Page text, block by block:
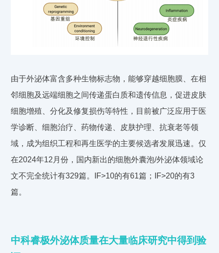
由于外泌体富含多种生物标志物，能够穿越细胞膜、在相
邻细胞及远端细胞之间传递蛋白质和遗传信息，促进皮肤
细胞增殖、分化及修复损伤等特性，目前被广泛应用于医
学诊断、细胞治疗、药物传递、皮肤护理、抗衰老等领
域，成为组织工程和再生医学的主要候选者发展迅速。仅
在2024年12月份，国内新出的细胞外囊泡/外泌体领域论
文不完全统计有329篇。IF>10的有61篇；IF>20的有3
篇。
中科睿极外泌体质量在大量临床研究中得到验